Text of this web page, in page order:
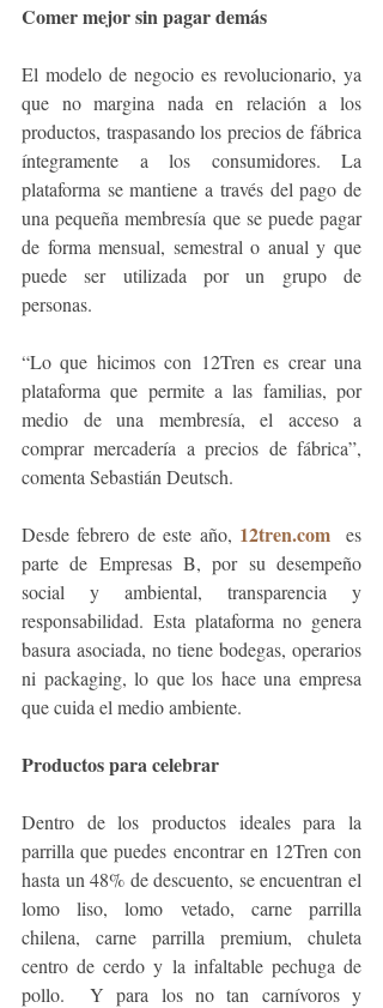
Comer mejor sin pagar demás
El modelo de negocio es revolucionario, ya
que no margina nada en relación a los
productos, traspasando los precios de fábrica
íntegramente a los consumidores. La
plataforma se mantiene a través del pago de
una pequeña membresía que se puede pagar
de forma mensual, semestral o anual y que
puede ser utilizada por un grupo de
personas.
​​“Lo que hicimos con 12Tren es crear una
plataforma que permite a las familias, por
medio de una membresía, el acceso a
comprar mercadería a precios de fábrica”,
comenta Sebastián Deutsch.
Desde febrero de este año, 12tren.com
es
parte de Empresas B, por su desempeño
social y ambiental, transparencia y
responsabilidad. Esta plataforma no genera
basura asociada, no tiene bodegas, operarios
ni packaging, lo que los hace una empresa
que cuida el medio ambiente.
Productos para celebrar
Dentro de los productos ideales para la
parrilla que puedes encontrar en 12Tren con
hasta un 48% de descuento, se encuentran el
lomo liso, lomo vetado, carne parrilla
chilena, carne parrilla premium, chuleta
centro de cerdo y la infaltable pechuga de
pollo.  Y para los no tan carnívoros y